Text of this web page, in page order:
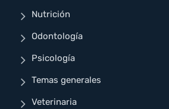
Nutrición
Odontología
Psicología
Temas generales
Veterinaria